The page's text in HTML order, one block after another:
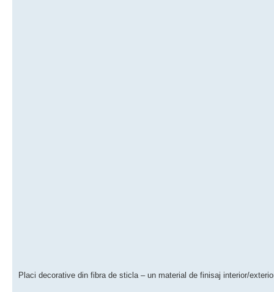
Placi decorative din fibra de sticla – un material de finisaj interior/